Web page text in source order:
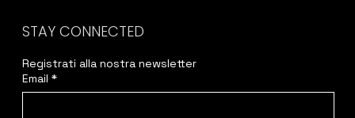
STAY CONNECTED
Registrati alla nostra newsletter
Email *